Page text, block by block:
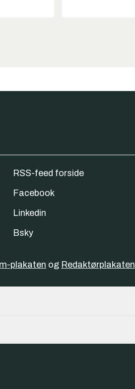
RSS-feed forside
Facebook
Linkedin
Bsky
plakaten og Redaktørplakaten